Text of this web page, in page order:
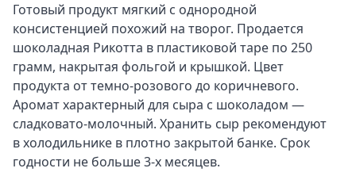
Готовый продукт мягкий с однородной
консистенцией похожий на творог. Продается
шоколадная Рикотта в пластиковой таре по 250
грамм, накрытая фольгой и крышкой. Цвет
продукта от темно-розового до коричневого.
Аромат характерный для сыра с шоколадом —
сладковато-молочный. Хранить сыр рекомендуют
в холодильнике в плотно закрытой банке. Срок
годности не больше 3-х месяцев.